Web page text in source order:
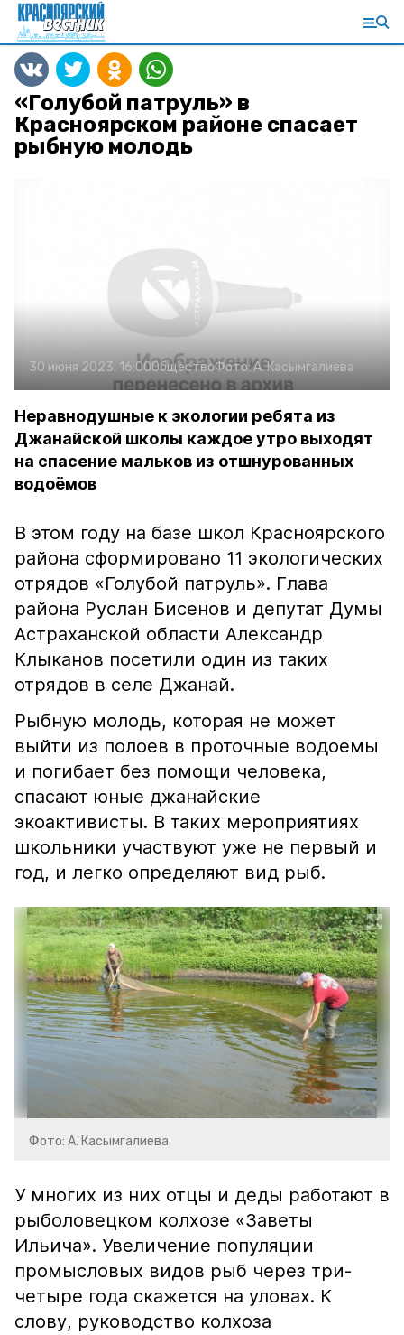
«Голубой патруль» в
Красноярском районе спасает
рыбную молодь
30 июня 2023, 16:00ОбществоФото:А. Касымгалиева
Неравнодушные к экологии ребята из
Джанайской школы каждое утро выходят
на спасение мальков из отшнурованных
водоёмов
В этом году на базе школ Красноярского
района сформировано 11 экологических
отрядов «Голубой патруль». Глава
района Руслан Бисенов и депутат Думы
Астраханской области Александр
Клыканов посетили один из таких
отрядов в селе Джанай.
Рыбную молодь, которая не может
выйти из полоев в проточные водоемы
и погибает без помощи человека,
спасают юные джанайские
экоактивисты. В таких мероприятиях
школьники участвуют уже не первый и
год, и легко определяют вид рыб.
Фото: А. Касымгалиева
У многих из них отцы и деды работают в
рыболовецком колхозе «Заветы
Ильича». Увеличение популяции
промысловых видов рыб через три-
четыре года скажется на уловах. К
слову, руководство колхоза